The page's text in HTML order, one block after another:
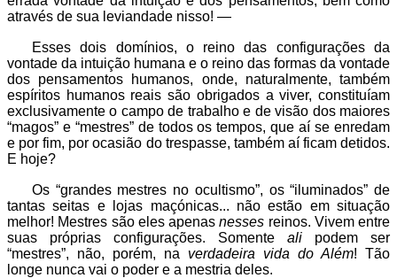
através de sua leviandade nisso! —
Esses dois domínios, o reino das configurações da
vontade da intuição humana e o reino das formas da vontade
dos pensamentos humanos, onde, naturalmente, também
espíritos humanos reais são obrigados a viver, constituíam
exclusivamente o campo de trabalho e de visão dos maiores
“magos” e “mestres” de todos os tempos, que aí se enredam
e por fim, por ocasião do trespasse, também aí ficam detidos.
E hoje?
Os “grandes mestres no ocultismo”, os “iluminados” de
tantas seitas e lojas maçónicas... não estão em situação
melhor! Mestres são eles apenasnesses reinos. Vivem entre
suas próprias configurações. Somente ali podem ser
“mestres”, não, porém, na verdadeira vida do Além! Tão
longe nunca vai o poder e a mestria deles.